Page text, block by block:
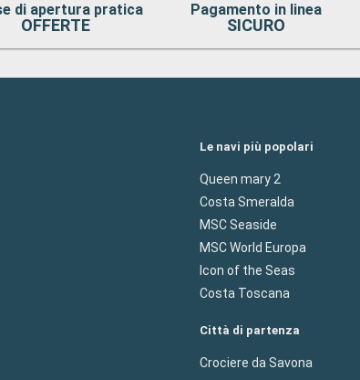
di apertura pratica
OFFERTE
Pagamento in linea
SICURO
Le navi più popolari
Queen mary 2
Costa Smeralda
MSC Seaside
MSC World Europa
Icon of the Seas
Costa Toscana
Città di partenza
Crociere da Savona